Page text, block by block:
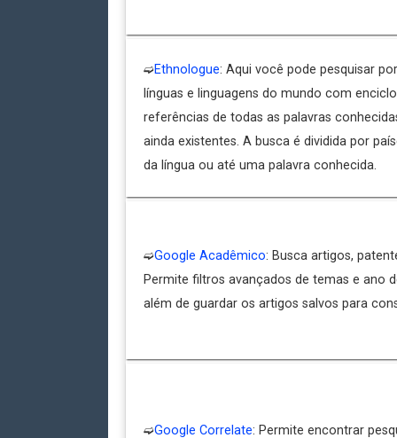
➫Ethnologue: Aqui você pode pesquisar
línguas e linguagens do mundo com
referências de todas as palavras
ainda existentes. A busca é dividida por
da língua ou até uma palavra conhecida.
➫Google Acadêmico: Busca artigos,
Permite filtros avançados de temas e ano
além de guardar os artigos salvos para
➫Google Correlate: Permite encontrar